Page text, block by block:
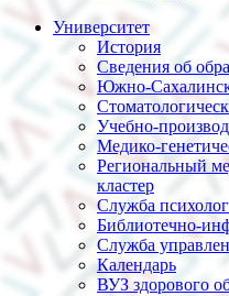
Университет
История
Сведения об
Южно-
Учебно-
Медико-
Региональный
кластер
Служба
Библиотечно-
Служба
Календарь
ВУЗ здорового